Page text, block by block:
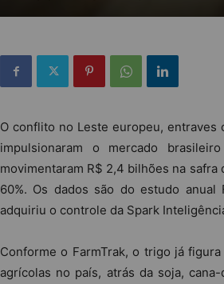
O conflito no Leste europeu, entraves
impulsionaram o mercado
movimentaram R$ 2,4 bilhões na safra
60%. Os dados são do estudo anual
adquiriu o controle da Spark
Conforme o FarmTrak, o trigo já
agrícolas no país, atrás da soja,